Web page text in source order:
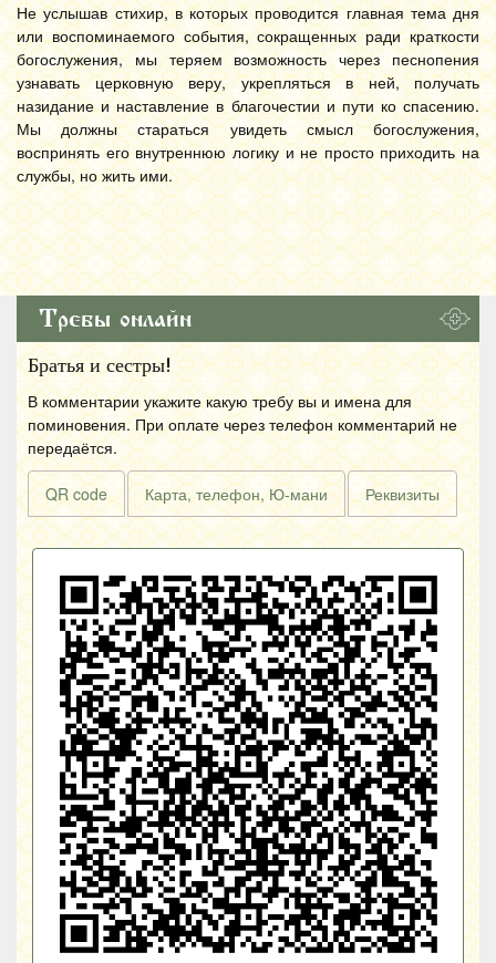
Не услышав стихир, в которых проводится главная тема дня
или воспоминаемого события, сокращенных ради краткости
богослужения, мы теряем возможность через песнопения
узнавать церковную веру, укрепляться в ней, получать
назидание и наставление в благочестии и пути ко спасению.
Мы должны стараться увидеть смысл богослужения,
воспринять его внутреннюю логику и не просто приходить на
службы, но жить ими.
Требы онлайн
Братья и сестры!
В комментарии укажите какую требу вы и имена для
поминовения. При оплате через телефон комментарий не
передаётся.
QR code Карта, телефон, Ю-мани Реквизиты